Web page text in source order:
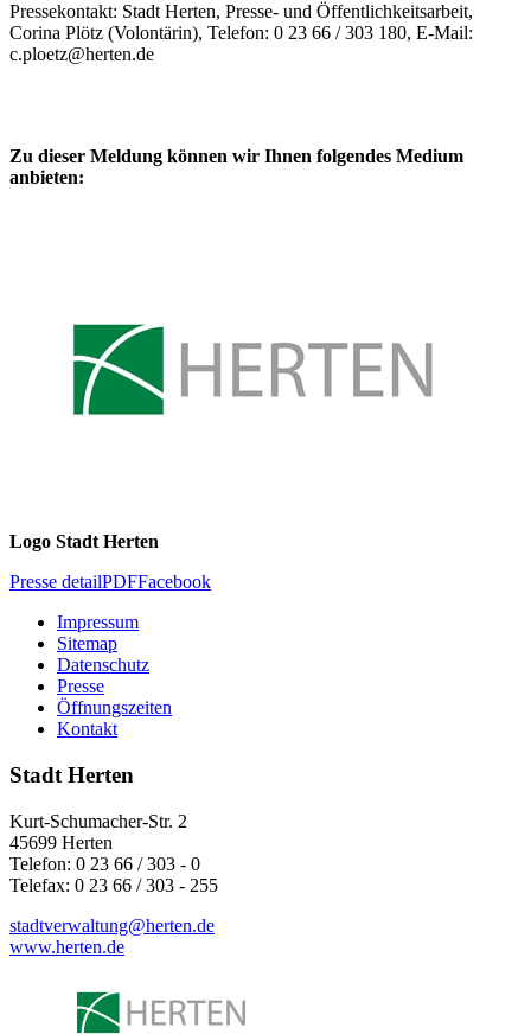
Pressekontakt: Stadt Herten, Presse- und Öffentlichkeitsarbeit,
Corina Plötz (Volontärin), Telefon: 0 23 66 / 303 180, E-Mail:
c.ploetz@herten.de
Zu dieser Meldung können wir Ihnen folgendes Medium
anbieten:
Logo Stadt Herten
Presse detailPDFFacebook
Impressum
Sitemap
Datenschutz
Presse
Öffnungszeiten
Kontakt
Stadt Herten
Kurt-Schumacher-Str. 2
45699 Herten
Telefon: 0 23 66 / 303 - 0
Telefax: 0 23 66 / 303 - 255
stadtverwaltung@herten.de
www.herten.de